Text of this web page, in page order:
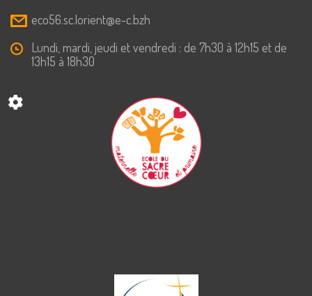
eco56.sc.lorient@e-c.bzh
Lundi, mardi, jeudi et vendredi : de 7h30 à 12h15 et de
13h15 à 18h30